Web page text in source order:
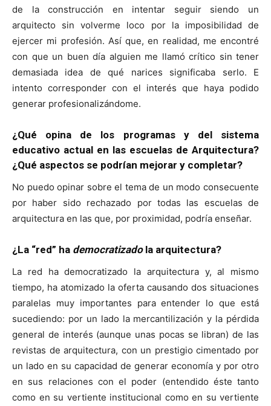
de la construcción en intentar seguir siendo un
arquitecto sin volverme loco por la imposibilidad de
ejercer mi profesión. Así que, en realidad, me encontré
con que un buen día alguien me llamó crítico sin tener
demasiada idea de qué narices significaba serlo. E
intento corresponder con el interés que haya podido
generar profesionalizándome.
¿Qué opina de los programas y del sistema
educativo actual en las escuelas de Arquitectura?
¿Qué aspectos se podrían mejorar y completar?
No puedo opinar sobre el tema de un modo consecuente
por haber sido rechazado por todas las escuelas de
arquitectura en las que, por proximidad, podría enseñar.
¿La “red” ha democratizadola arquitectura?
La red ha democratizado la arquitectura y, al mismo
tiempo, ha atomizado la oferta causando dos situaciones
paralelas muy importantes para entender lo que está
sucediendo: por un lado la mercantilización y la pérdida
general de interés (aunque unas pocas se libran) de las
revistas de arquitectura, con un prestigio cimentado por
un lado en su capacidad de generar economía y por otro
en sus relaciones con el poder (entendido éste tanto
como en su vertiente institucional como en su vertiente